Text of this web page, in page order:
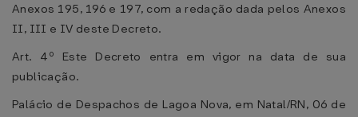
Anexos 195, 196 e 197, com a redação dada pelos Anexos
II, III e IV deste Decreto.
Art. 4º Este Decreto entra em vigor na data de sua
publicação.
Palácio de Despachos de Lagoa Nova, em Natal/RN, 06 de